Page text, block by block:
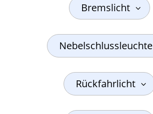
Bremslicht
Nebelschlussleuchte
Rückfahrlicht